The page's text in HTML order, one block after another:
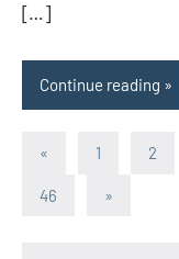
[…]
Continue reading
文
章
« Previous1 2
46
Next
»